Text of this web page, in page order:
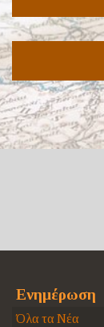
Ενημέρωση
Όλα τα Νέα